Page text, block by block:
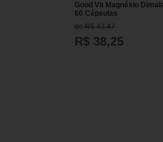
Good Vit Magnésio
60 Cápsulas
de R$ 43,47
R$ 38,25